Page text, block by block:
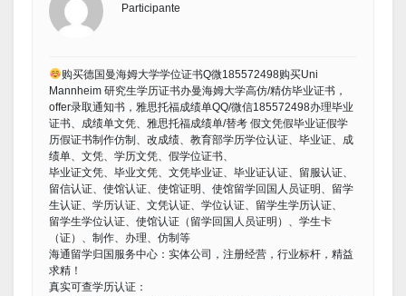
Participante
购买德国曼海姆大学学位证书Q微185572498购买Uni
Mannheim 研究生学历证书办曼海姆大学高仿/精仿毕业证书，
offer录取通知书，雅思托福成绩单QQ/微信185572498办理毕业
证书、成绩单文凭、雅思托福成绩单/替考 假文凭假毕业证假学
历假证书制作仿制、改成绩、教育部学历学位认证、毕业证、成
绩单、文凭、学历文凭、假学位证书、
毕业证文凭、毕业文凭、文凭毕业证、毕业证认证、留服认证、
留信认证、使馆认证、使馆证明、使馆留学回国人员证明、留学
生认证、学历认证、文凭认证、学位认证、留学生学历认证、
留学生学位认证、使馆认证（留学回国人员证明）、学生卡
（证）、制作、办理、仿制等
海通留学归国服务中心：实体公司，注册经营，行业标杆，精益
求精！
真实可查学历认证：